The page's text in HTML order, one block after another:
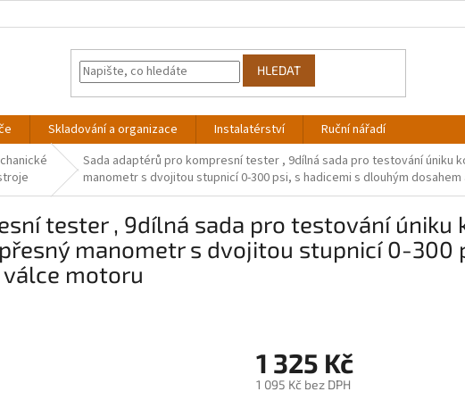
HLEDAT
Skladování a organizace Instalatérství Ruční nářadí
Sada adaptérů pro kompresní tester , 9dílná sada pro testování úniku
manometr s dvojitou stupnicí 0-300 psi, s hadicemi s dlouhým
tester , 9dílná sada pro testování úniku
manometr s dvojitou stupnicí 0-300
motoru
1 325 Kč
1 095 Kč bez DPH